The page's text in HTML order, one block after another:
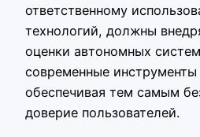
ответственному
технологий, должны
оценки автономных
современные
обеспечивая тем самым
доверие пользователей.